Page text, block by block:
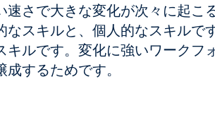
速さで大きな変化が次々に起
なスキルと、個人的なスキルで
キルです。変化に強いワークフ
するためです。